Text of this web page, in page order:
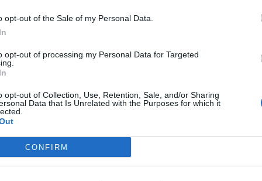
opt-out of the Sale of my Personal Data.
opt-out of processing my Personal Data for Targeted
opt-out of Collection, Use, Retention, Sale, and/or Sharing
Data that Is Unrelated with the Purposes for which it
CONFIRM
τον πρωταθλητισμό με τις
Θεσσαλονίκης.